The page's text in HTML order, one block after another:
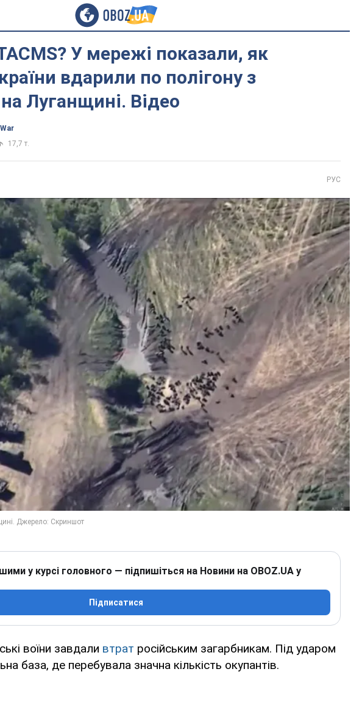
У мережі показали, як
вдарили по полігону з
Луганщині. Відео
War
17,7 т.
РУС
у курсі головного — підпишіться на Новини на OBOZ.UA у
Підписатися
воїни завдали втрат російським загарбникам. Під ударом
база, де перебувала значна кількість окупантів.